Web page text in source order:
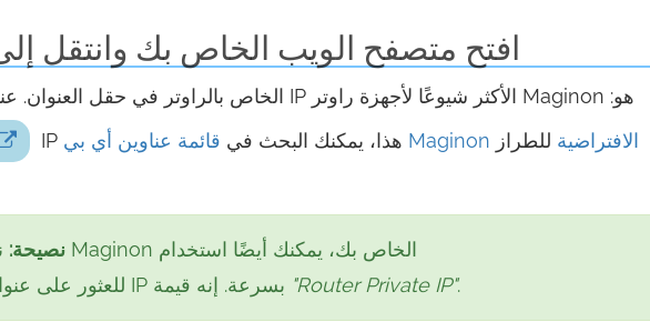
افتح متصفح الويب الخاص بك وانتقل إلى
الخاص بالراوتر في حقل العنوان. عنوان IP الأكثر شيوعًا لأجهزة راوتر Maginon هو:
إذا لم يعمل عنوان IP هذا، يمكنك البحث في قائمة عناوين أي بي Maginon الافتراضية للطراز
نصيحة:
نظرًا لأنك متصل بالفعل براوتر Maginon الخاص بك، يمكنك أيضًا استخدام
"Router Private IP".